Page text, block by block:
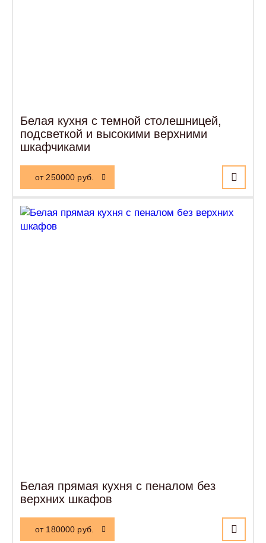
Белая кухня с темной столешницей,
подсветкой и высокими верхними
шкафчиками
от 250000 руб.
Белая прямая кухня с пеналом без
верхних шкафов
от 180000 руб.